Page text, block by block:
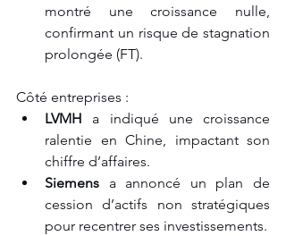
montré une croissance nulle,
confirmant un risque de stagnation
prolongée (FT).
Côté entreprises :
LVMH a indiqué une croissance
ralentie en Chine, impactant son
chiffre d’affaires.
Siemens a annoncé un plan de
cession d’actifs non stratégiques
pour recentrer ses investissements.